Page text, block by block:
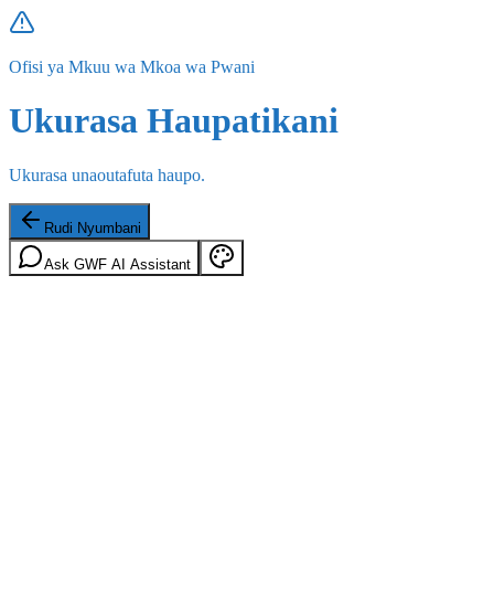
Ofisi ya Mkuu wa Mkoa wa Pwani
Ukurasa Haupatikani
Ukurasa unaoutafuta haupo.
Rudi Nyumbani
Ask GWF AI Assistant